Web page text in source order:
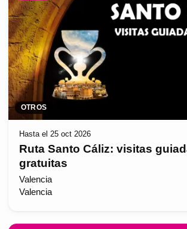
OTROS
Hasta el 25 oct 2026
Ruta Santo Cáliz: visitas
gratuitas
Valencia
Valencia